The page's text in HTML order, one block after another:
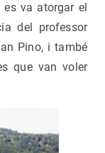
es va atorgar el
del professor
Pino, i també
que van voler